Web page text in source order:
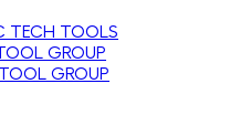
TECH TOOLS
GROUP
GROUP